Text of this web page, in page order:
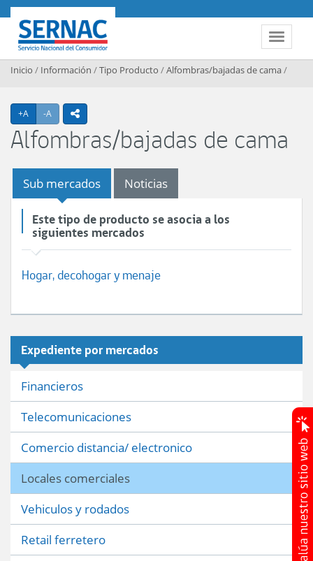
Contenido principal
Toggle
SERNAC
Inicio / Información /Tipo Producto /Alfombras/bajadas de cama/
+A Agrandar texto
-A Achicar textoicono compartir
Alfombras/bajadas de cama
Sub mercados Noticias
Este tipo de producto se asocia a los
siguientes mercados
Hogar, decohogar y menaje
Expediente por mercados
Financieros
Telecomunicaciones
Comercio distancia/ electronico
Locales comerciales
Vehiculos y rodados
Retail ferretero